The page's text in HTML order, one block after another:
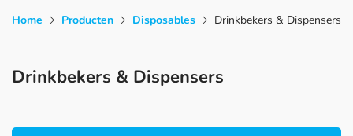
Home Producten Disposables Drinkbekers & Dispensers
Drinkbekers & Dispensers